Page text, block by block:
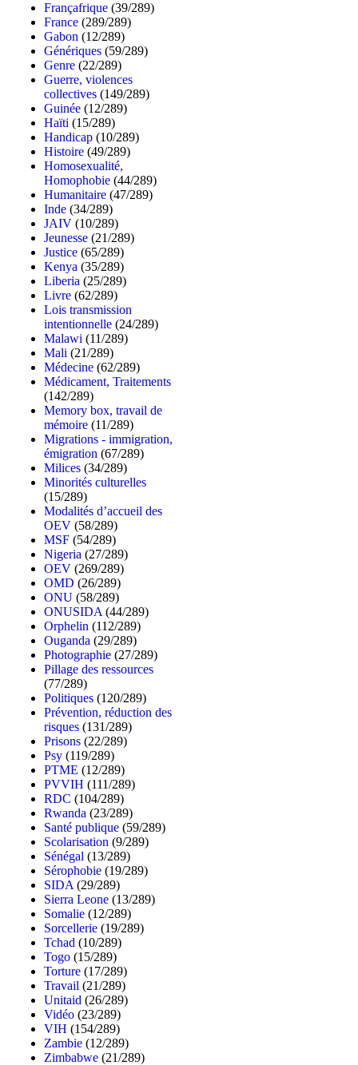
Françafrique (39/289)
France (289/289)
Gabon (12/289)
Génériques (59/289)
Genre (22/289)
Guerre, violences
collectives (149/289)
Guinée (12/289)
Haïti (15/289)
Handicap (10/289)
Histoire (49/289)
Homosexualité,
Homophobie (44/289)
Humanitaire (47/289)
Inde (34/289)
JAIV (10/289)
Jeunesse (21/289)
Justice (65/289)
Kenya (35/289)
Liberia (25/289)
Livre (62/289)
Lois transmission
intentionnelle (24/289)
Malawi (11/289)
Mali (21/289)
Médecine (62/289)
Médicament, Traitements
(142/289)
Memory box, travail de
mémoire (11/289)
Migrations - immigration,
émigration (67/289)
Milices (34/289)
Minorités culturelles
(15/289)
Modalités d’accueil des
OEV (58/289)
MSF (54/289)
Nigeria (27/289)
OEV (269/289)
OMD (26/289)
ONU (58/289)
ONUSIDA (44/289)
Orphelin (112/289)
Ouganda (29/289)
Photographie (27/289)
Pillage des ressources
(77/289)
Politiques (120/289)
Prévention, réduction des
risques (131/289)
Prisons (22/289)
Psy (119/289)
PTME (12/289)
PVVIH (111/289)
RDC (104/289)
Rwanda (23/289)
Santé publique (59/289)
Scolarisation (9/289)
Sénégal (13/289)
Sérophobie (19/289)
SIDA (29/289)
Sierra Leone (13/289)
Somalie (12/289)
Sorcellerie (19/289)
Tchad (10/289)
Togo (15/289)
Torture (17/289)
Travail (21/289)
Unitaid (26/289)
Vidéo (23/289)
VIH (154/289)
Zambie (12/289)
Zimbabwe (21/289)